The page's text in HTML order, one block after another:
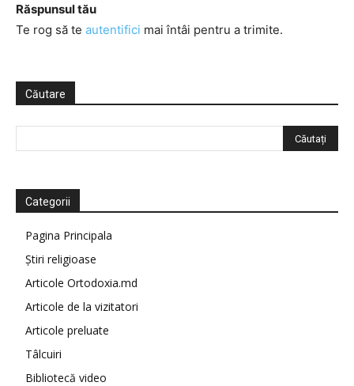
Răspunsul tău
Te rog să te autentifici mai întâi pentru a trimite.
Căutare
Categorii
Pagina Principala
Știri religioase
Articole Ortodoxia.md
Articole de la vizitatori
Articole preluate
Tâlcuiri
Bibliotecă video